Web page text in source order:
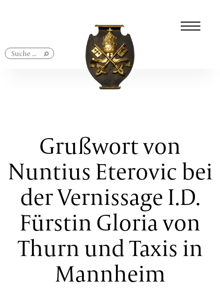
Grußwort von
Nuntius Eterovic bei
der Vernissage I.D.
Fürstin Gloria von
Thurn und Taxis in
Mannheim